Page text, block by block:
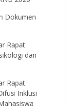
Dokumen
Rapat
dan
Rapat
Inklusi